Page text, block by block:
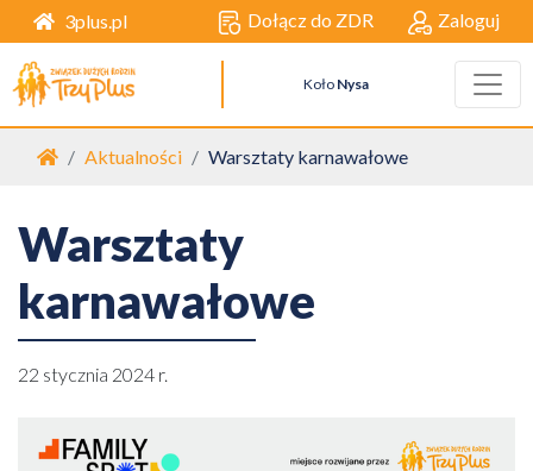
3plus.pl Dołącz do ZDR Zaloguj
Koło Nysa
Strona główna
Aktualności Warsztaty karnawałowe
Warsztaty
karnawałowe
22 stycznia 2024 r.